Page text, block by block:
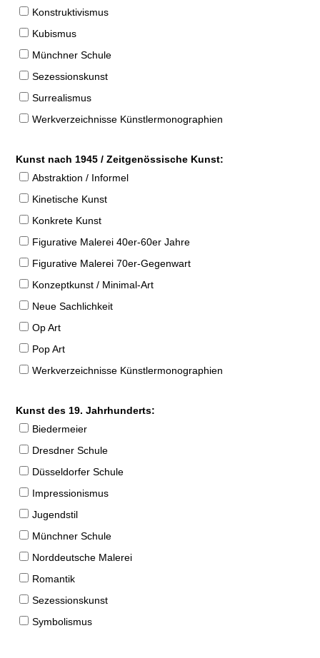
Konstruktivismus
Kubismus
Münchner Schule
Sezessionskunst
Surrealismus
Werkverzeichnisse Künstlermonographien
Kunst nach 1945 / Zeitgenössische Kunst:
Abstraktion / Informel
Kinetische Kunst
Konkrete Kunst
Figurative Malerei 40er-60er Jahre
Figurative Malerei 70er-Gegenwart
Konzeptkunst / Minimal-Art
Neue Sachlichkeit
Op Art
Pop Art
Werkverzeichnisse Künstlermonographien
Kunst des 19. Jahrhunderts:
Biedermeier
Dresdner Schule
Düsseldorfer Schule
Impressionismus
Jugendstil
Münchner Schule
Norddeutsche Malerei
Romantik
Sezessionskunst
Symbolismus